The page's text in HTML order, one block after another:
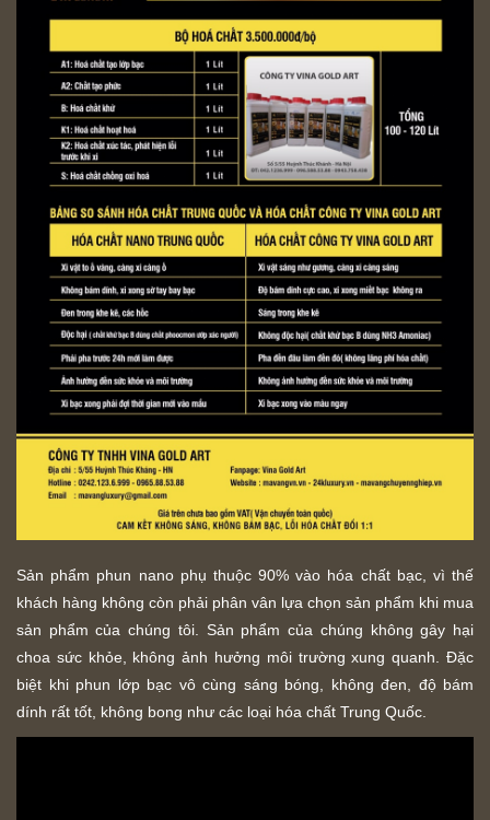
Sản phẩm phun nano phụ thuộc 90% vào hóa chất bạc, vì thế
khách hàng không còn phải phân vân lựa chọn sản phẩm khi mua
sản phẩm của chúng tôi. Sản phẩm của chúng không gây hại
choa sức khỏe, không ảnh hưởng môi trường xung quanh. Đặc
biệt khi phun lớp bạc vô cùng sáng bóng, không đen, độ bám
dính rất tốt, không bong như các loại hóa chất Trung Quốc.